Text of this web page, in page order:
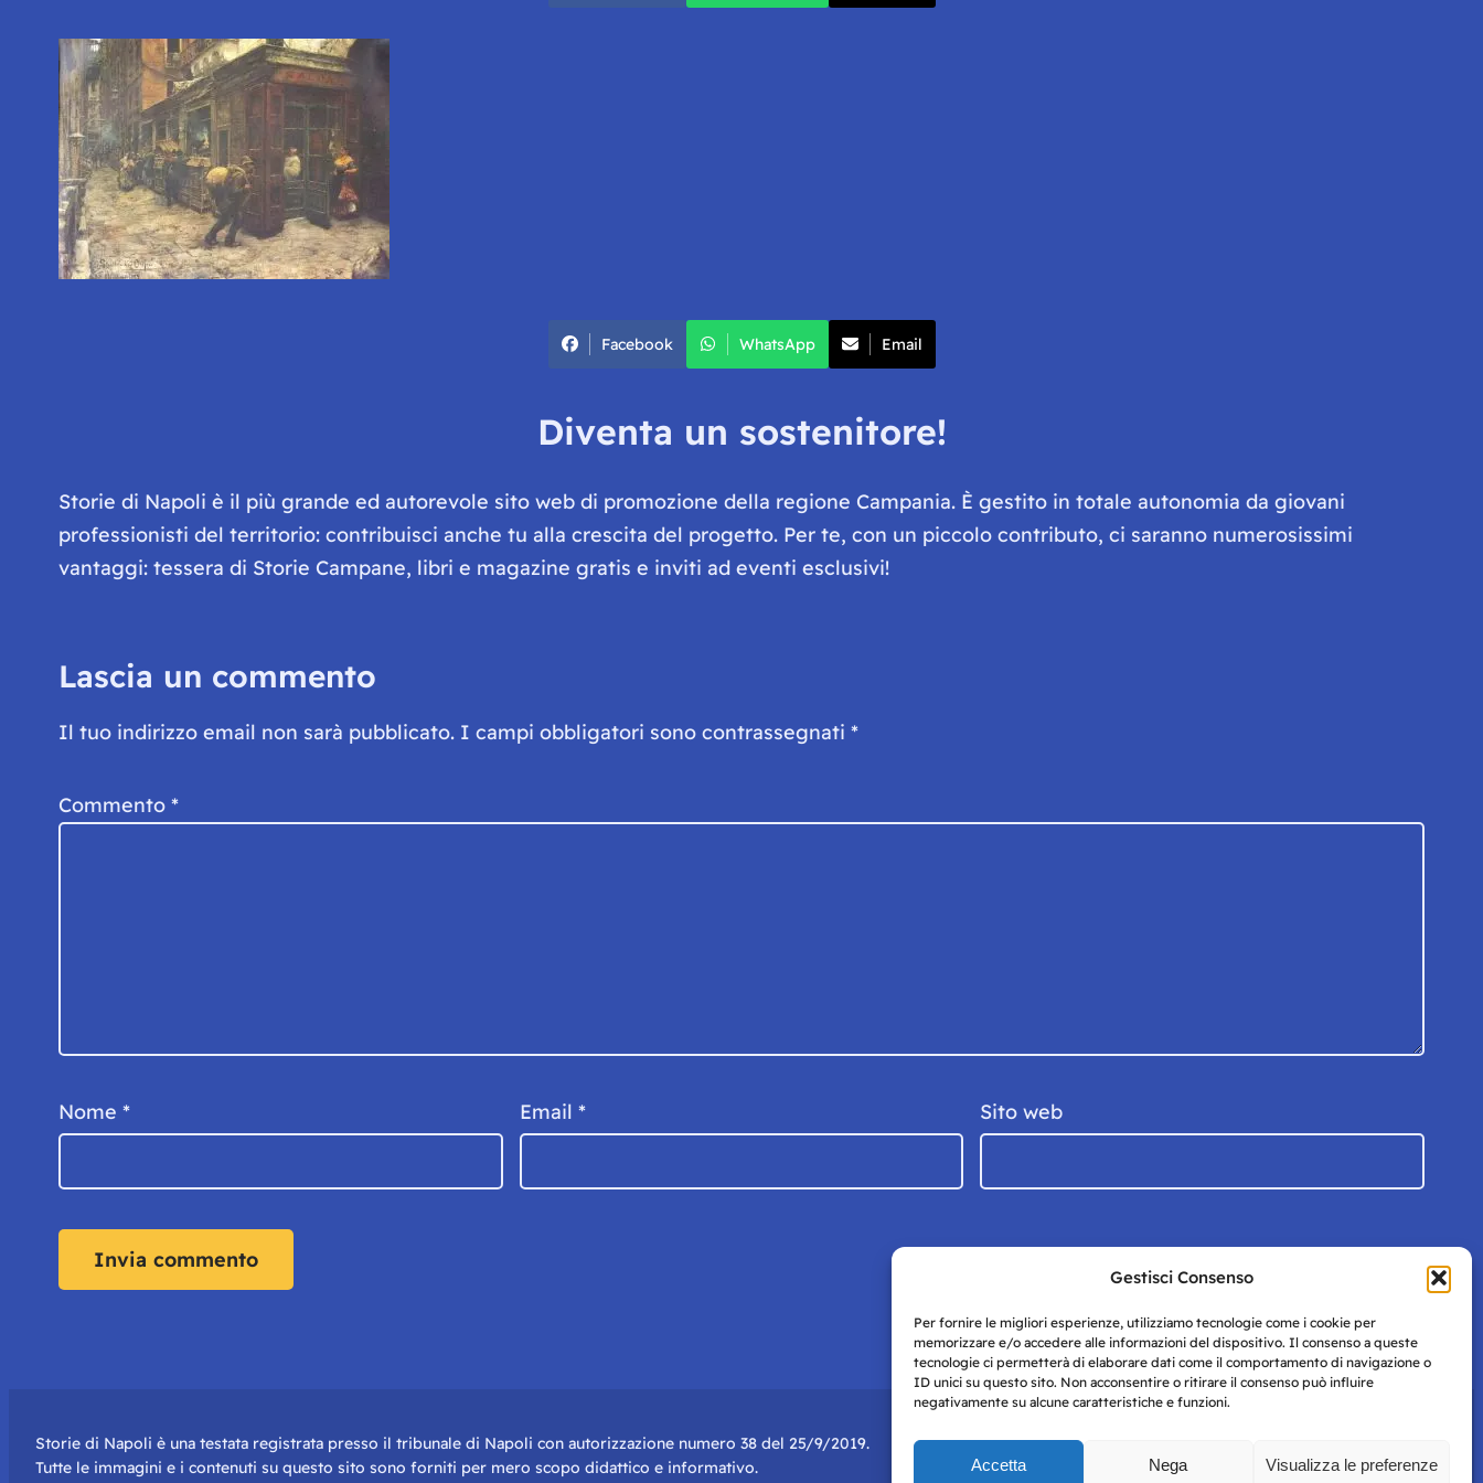
Gestisci Consenso
Per fornire le migliori esperienze, utilizziamo tecnologie come i cookie per
memorizzare e/o accedere alle informazioni del dispositivo. Il consenso a queste
tecnologie ci permetterà di elaborare dati come il comportamento di navigazione o
ID unici su questo sito. Non acconsentire o ritirare il consenso può influire
negativamente su alcune caratteristiche e funzioni.
Accetta Nega Visualizza le preferenze
Facebook WhatsApp Email
Diventa un sostenitore!
Storie di Napoli è il più grande ed autorevole sito web di promozione della regione Campania. È gestito in totale autonomia da giovani
professionisti del territorio: contribuisci anche tu alla crescita del progetto. Per te, con un piccolo contributo, ci saranno numerosissimi
vantaggi: tessera di Storie Campane, libri e magazine gratis e inviti ad eventi esclusivi!
Lascia un commento
Il tuo indirizzo email non sarà pubblicato. I campi obbligatori sono contrassegnati *
Commento *
Nome * Email * Sito web
Storie di Napoli è una testata registrata presso il tribunale di Napoli con autorizzazione numero 38 del 25/9/2019.
Tutte le immagini e i contenuti su questo sito sono forniti per mero scopo didattico e informativo.